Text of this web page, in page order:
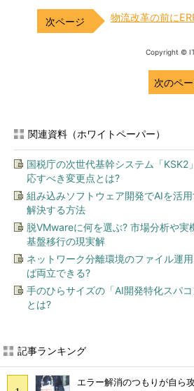
物流改革の前に
Copyright ©
次のペ
関連資料（ホワイトペーパー）
国税庁の次世代基幹システム「KSK2
応すべき変更点とは?
組み込みソフトウェア開発でAIを活
解決する方法
脱VMwareに何を選ぶ? 市場分析や実
基盤移行の現実解
ネットワーク分離環境のファイル運
ば両立できる?
手のひらサイズの「AI開発特化スパ
とは?
記事ランキング
エラー解消のつもりが自ら